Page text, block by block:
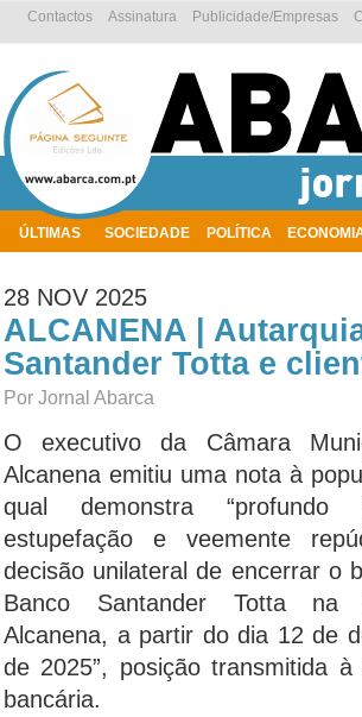
ÚLTIMAS SOCIEDADE POLÍTICA
Publicidade/Empresas
Assinatura
Contactos
28 NOV 2025
ALCANENA |
Santander Totta e
Por Jornal Abarca
O executivo da Câmara
Alcanena emitiu uma nota à
qual demonstra “profundo
estupefação e veemente
decisão unilateral de encerrar o
Banco Santander Totta
Alcanena, a partir do dia 12 de
de 2025”, posição transmitida à
bancária.